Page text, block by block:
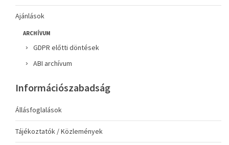
Ajánlások
ARCHÍVUM
GDPR előtti döntések
ABI archívum
Információszabadság
Állásfoglalások
Tájékoztatók / Közlemények